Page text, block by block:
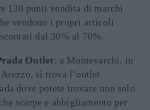
130 punti vendita di marchi
vendono i propri articoli
dal 30% al 70%.
Outlet: a Montevarchi, in
si trova l’outlet
dove potete trovare non solo
scarpe e abbigliamento per